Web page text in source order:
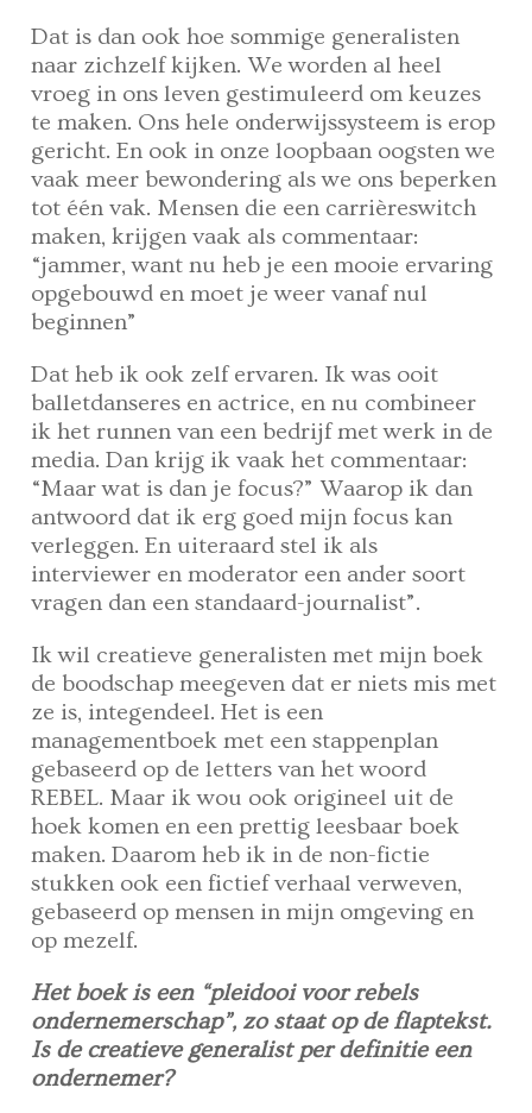
Dat is dan ook hoe sommige generalisten
naar zichzelf kijken. We worden al heel
vroeg in ons leven gestimuleerd om keuzes
te maken. Ons hele onderwijssysteem is erop
gericht. En ook in onze loopbaan oogsten we
vaak meer bewondering als we ons beperken
tot één vak. Mensen die een carrièreswitch
maken, krijgen vaak als commentaar:
“jammer, want nu heb je een mooie ervaring
opgebouwd en moet je weer vanaf nul
beginnen”
Dat heb ik ook zelf ervaren. Ik was ooit
balletdanseres en actrice, en nu combineer
ik het runnen van een bedrijf met werk in de
media. Dan krijg ik vaak het commentaar:
“Maar wat is dan je focus?” Waarop ik dan
antwoord dat ik erg goed mijn focus kan
verleggen. En uiteraard stel ik als
interviewer en moderator een ander soort
vragen dan een standaard-journalist”.
Ik wil creatieve generalisten met mijn boek
de boodschap meegeven dat er niets mis met
ze is, integendeel. Het is een
managementboek met een stappenplan
gebaseerd op de letters van het woord
REBEL. Maar ik wou ook origineel uit de
hoek komen en een prettig leesbaar boek
maken. Daarom heb ik in de non-fictie
stukken ook een fictief verhaal verweven,
gebaseerd op mensen in mijn omgeving en
op mezelf.
Het boek is een “pleidooi voor rebels
ondernemerschap”, zo staat op de flaptekst.
Is de creatieve generalist per definitie een
ondernemer?